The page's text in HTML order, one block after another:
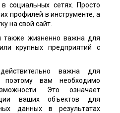
социальных сетях. Просто
профилей в инструменте, а
на свой сайт.
также жизненно важна для
крупных предприятий с
важна для
поэтому вам необходимо
Это означает
ваших объектов для
данных в результатах